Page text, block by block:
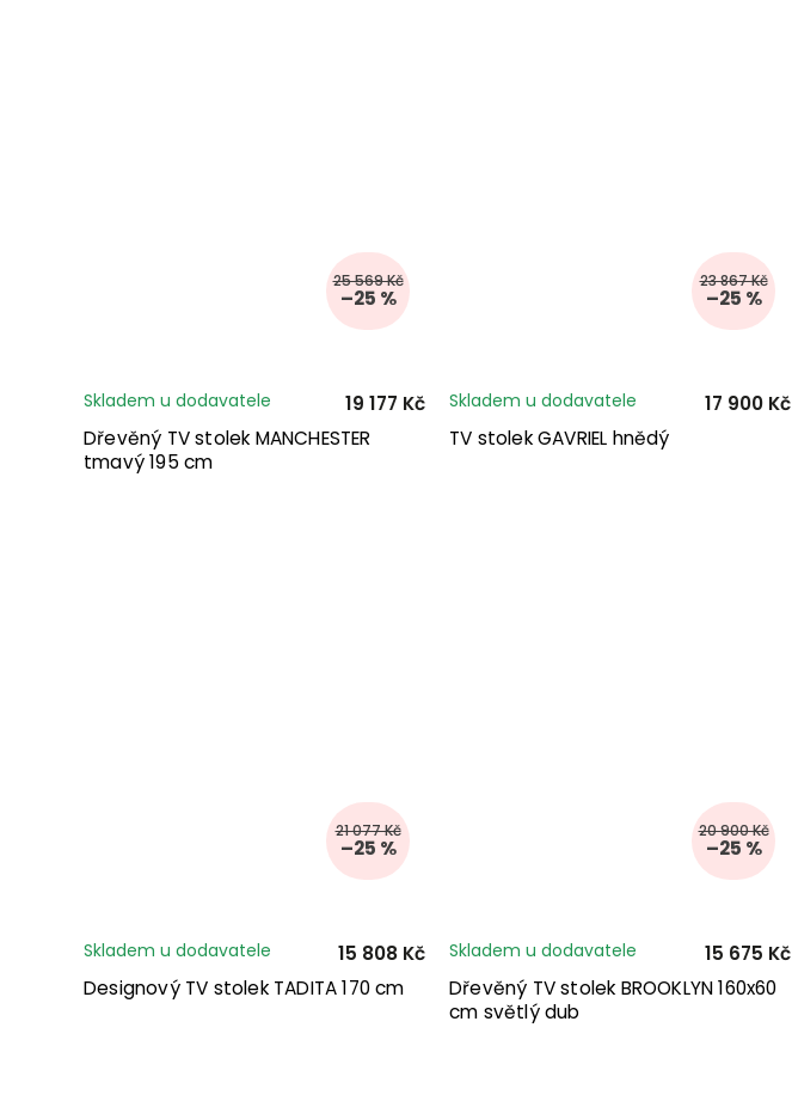
25 569 Kč
–25 %
Dřevěný TV stolek MANCHESTER
tmavý 195 cm
Skladem u dodavatele 19 177 Kč
23 867 Kč
–25 %
TV stolek GAVRIEL hnědý
Skladem u dodavatele 17 900 Kč
21 077 Kč
–25 %
Designový TV stolek TADITA 170 cm
Skladem u dodavatele 15 808 Kč
20 900 Kč
–25 %
Dřevěný TV stolek BROOKLYN 160x60
cm světlý dub
Skladem u dodavatele 15 675 Kč